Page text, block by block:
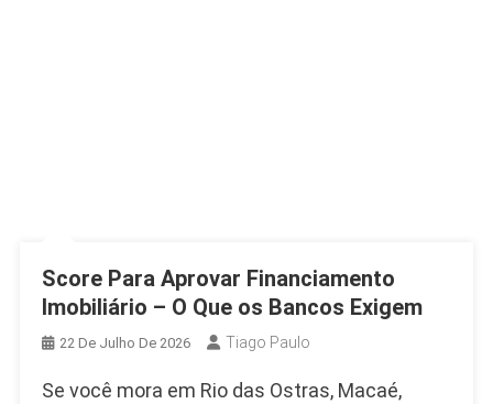
Score Para Aprovar Financiamento
Imobiliário – O Que os Bancos Exigem
22 De Julho De 2026 Tiago Paulo
Se você mora em Rio das Ostras, Macaé,